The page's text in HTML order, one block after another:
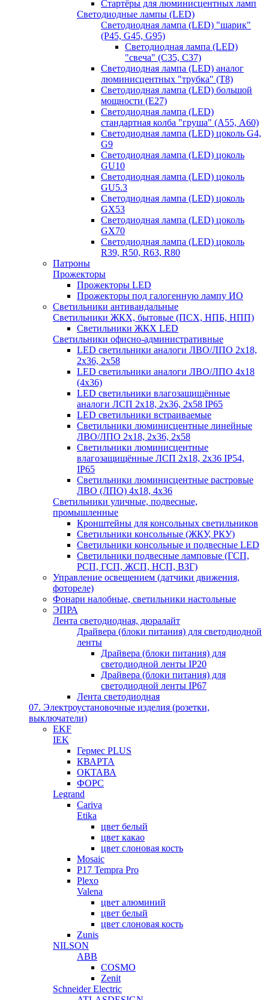
Стартёры для люминисцентных ламп
Светодиодные лампы (LED)
Светодиодная лампа (LED) "шарик"
(P45, G45, G95)
Светодиодная лампа (LED)
"свеча" (С35, С37)
Светодиодная лампа (LED) аналог
люминисцентных "трубка" (T8)
Светодиодная лампа (LED) большой
мощности (Е27)
Светодиодная лампа (LED)
стандартная колба "груша" (А55, А60)
Светодиодная лампа (LED) цоколь G4,
G9
Светодиодная лампа (LED) цоколь
GU10
Светодиодная лампа (LED) цоколь
GU5.3
Светодиодная лампа (LED) цоколь
GX53
Светодиодная лампа (LED) цоколь
GX70
Светодиодная лампа (LED) цоколь
R39, R50, R63, R80
Патроны
Прожекторы
Прожекторы LED
Прожекторы под галогенную лампу ИО
Светильники антивандальные
Светильники ЖКХ, бытовые (ПСХ, НПБ, НПП)
Светильники ЖКХ LED
Светильники офисно-административные
LED светильники аналоги ЛВО/ЛПО 2х18,
2х36, 2х58
LED светильники аналоги ЛВО/ЛПО 4х18
(4х36)
LED светильники влагозащищённые
аналоги ЛСП 2х18, 2х36, 2х58 IP65
LED светильники встраиваемые
Светильники люминисцентные линейные
ЛВО/ЛПО 2х18, 2х36, 2х58
Светильники люминисцентные
влагозащищённые ЛСП 2х18, 2х36 IP54,
IP65
Светильники люминисцентные растровые
ЛВО (ЛПО) 4х18, 4х36
Светильники уличные, подвесные,
промышленные
Кронштейны для консольных светильников
Светильники консольные (ЖКУ, РКУ)
Светильники консольные и подвесные LED
Светильники подвесные ламповые (ГСП,
РСП, ГСП, ЖСП, НСП, ВЗГ)
Управление освещением (датчики движения,
фотореле)
Фонари налобные, светильники настольные
ЭПРА
Лента светодиодная, дюралайт
Драйвера (блоки питания) для светодиодной
ленты
Драйвера (блоки питания) для
светодиодной ленты IP20
Драйвера (блоки питания) для
светодиодной ленты IP67
Лента светодиодная
07. Электроустановочные изделия (розетки,
выключатели)
EKF
IEK
Гермес PLUS
КВАРТА
ОКТАВА
ФОРС
Legrand
Cariva
Etika
цвет белый
цвет какао
цвет слоновая кость
Mosaic
P17 Tempra Pro
Plexo
Valena
цвет алюминий
цвет белый
цвет слоновая кость
Zunis
NILSON
ABB
COSMO
Zenit
Schneider Electric